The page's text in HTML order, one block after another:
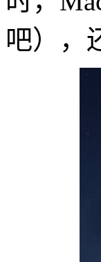
吧），